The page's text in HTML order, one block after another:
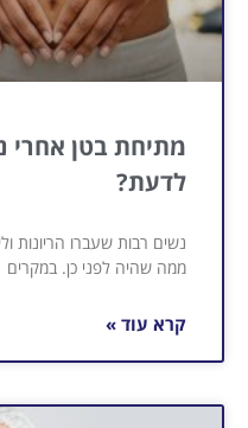
מתיחת בטן אחרי
לדעת?
נשים רבות שעברו הריונות
ממה שהיה לפני כן. במקרים
קרא עוד »